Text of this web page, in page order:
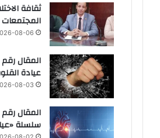
ثقافة
المجتمعات
08-06
عيادة
08-03
سلسلة